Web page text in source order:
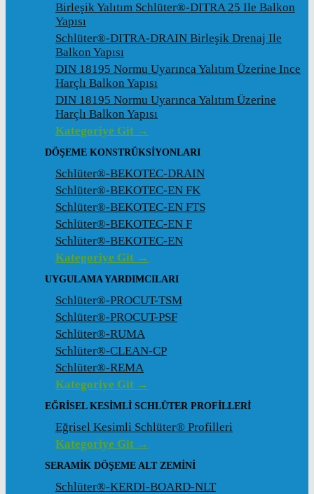
Birleşik Yalıtım Schlüter®-DITRA 25 Ile Balkon
Yapısı
Schlüter®-DITRA-DRAIN Birleşik Drenaj Ile
Balkon Yapısı
DIN 18195 Normu Uyarınca Yalıtım Üzerine Ince
Harçlı Balkon Yapısı
DIN 18195 Normu Uyarınca Yalıtım Üzerine
Harçlı Balkon Yapısı
Kategoriye Git →
DÖŞEME KONSTRÜKSIYONLARI
Schlüter®-BEKOTEC-DRAIN
Schlüter®-BEKOTEC-EN FK
Schlüter®-BEKOTEC-EN FTS
Schlüter®-BEKOTEC-EN F
Schlüter®-BEKOTEC-EN
Kategoriye Git →
UYGULAMA YARDIMCILARI
Schlüter®-PROCUT-TSM
Schlüter®-PROCUT-PSF
Schlüter®-RUMA
Schlüter®-CLEAN-CP
Schlüter®-REMA
Kategoriye Git →
EĞRISEL KESIMLI SCHLÜTER PROFILLERI
Eğrisel Kesimli Schlüter® Profilleri
Kategoriye Git →
SERAMIK DÖŞEME ALT ZEMINI
Schlüter®-KERDI-BOARD-NLT